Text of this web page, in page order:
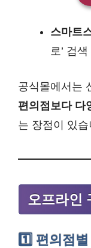
스마트
로’ 검
공식몰에서는
편의점보다 다
는 장점이 있습
오프라인
1️⃣ 편의점